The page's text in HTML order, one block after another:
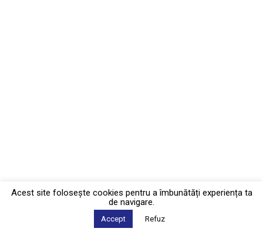
Acest site foloseşte cookies pentru a îmbunătăți experiența ta
de navigare.
Accept Refuz